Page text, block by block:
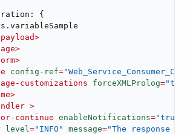
{
>
>
>
config-ref=
customizations forceXMLProlog=
>
>
continue enableNotifications="true"
level ="INFO" message="The response